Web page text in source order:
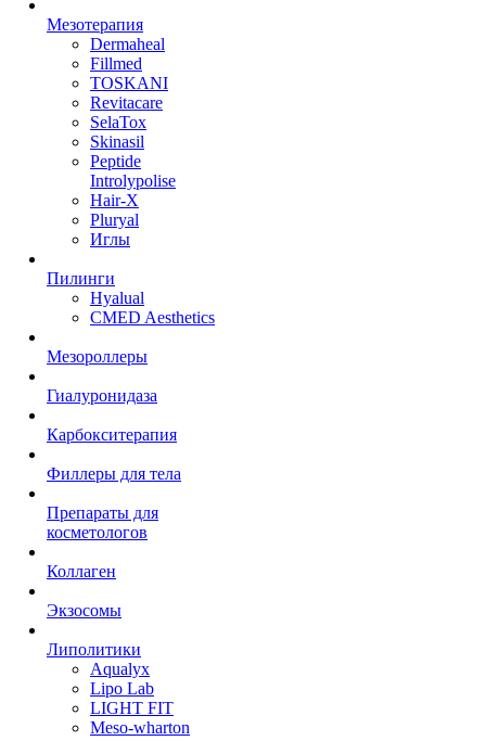
Мезотерапия
Dermaheal
Fillmed
TOSKANI
Revitacare
SelaTox
Skinasil
Peptide
Introlypolise
Hair-X
Pluryal
Иглы
Пилинги
Hyalual
CMED Aesthetics
Мезороллеры
Гиалуронидаза
Карбокситерапия
Филлеры для тела
Препараты для
косметологов
Коллаген
Экзосомы
Липолитики
Aqualyx
Lipo Lab
LIGHT FIT
Meso-wharton